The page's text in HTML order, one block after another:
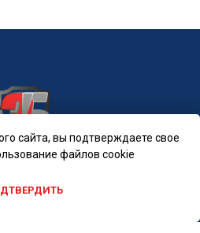
сайта, вы подтверждаете свое
файлов cookie